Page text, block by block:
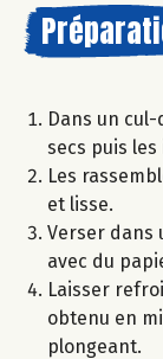
Dans un
secs puis
Les
et lisse.
Verser dans
avec du
Laisser
obtenu en
plongeant.